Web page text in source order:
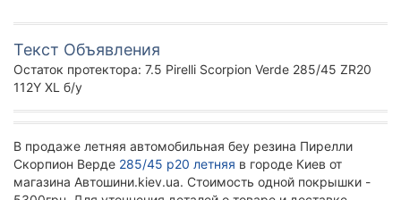
Текст Объявления
Остаток протектора: 7.5 Pirelli Scorpion Verde 285/45 ZR20
112Y XL б/у
В продаже летняя автомобильная беу резина Пирелли
Скорпион Верде 285/45 р20 летняя в городе Киев от
магазина Автошини.kiev.ua. Стоимость одной покрышки -